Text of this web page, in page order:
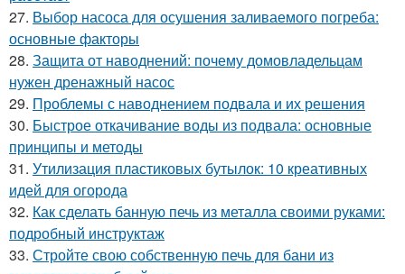
27. Выбор насоса для осушения заливаемого погреба:
основные факторы
28. Защита от наводнений: почему домовладельцам
нужен дренажный насос
29. Проблемы с наводнением подвала и их решения
30. Быстрое откачивание воды из подвала: основные
принципы и методы
31. Утилизация пластиковых бутылок: 10 креативных
идей для огорода
32. Как сделать банную печь из металла своими руками:
подробный инструктаж
33. Стройте свою собственную печь для бани из